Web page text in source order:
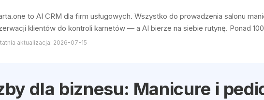
to AI CRM dla firm usługowych. Wszystko do prowadzenia salonu
klientów do kontroli karnetów — a AI bierze na siebie rutynę. Ponad
aktualizacja: 2026-07-15
dla biznesu: Manicure i